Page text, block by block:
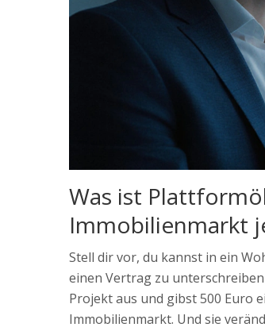
Was ist
Immobilienmarkt
Stell dir vor, du kannst in ein
einen Vertrag zu
Projekt aus und gibst 500 Euro
Immobilienmarkt. Und sie